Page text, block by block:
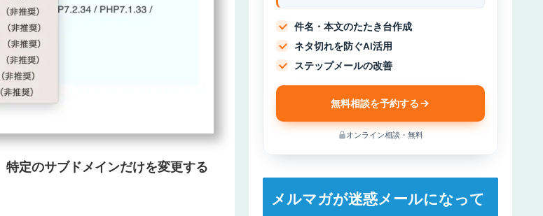
特定のサブドメインだけを変更する
件名・本文のたたき台作成
ネタ切れを防ぐAI活用
ステップメールの改善
無料相談を予約する
オンライン相談・無料
メルマガが迷惑メールになって